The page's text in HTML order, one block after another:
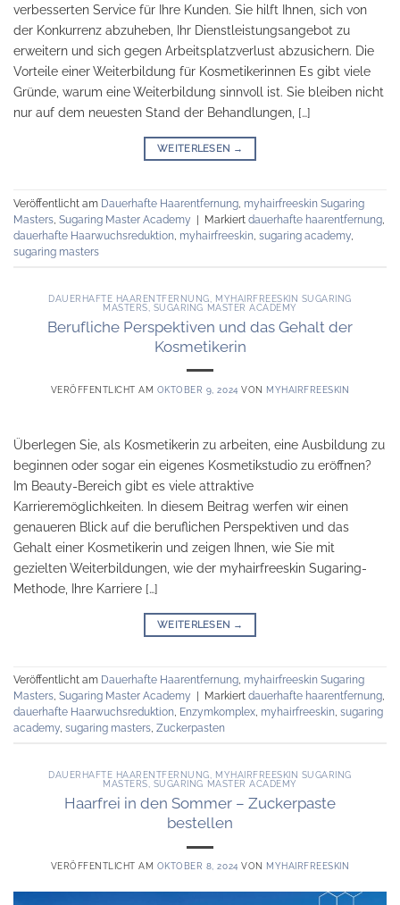
verbesserten Service für Ihre Kunden. Sie hilft Ihnen, sich von
der Konkurrenz abzuheben, Ihr Dienstleistungsangebot zu
erweitern und sich gegen Arbeitsplatzverlust abzusichern. Die
Vorteile einer Weiterbildung für Kosmetikerinnen Es gibt viele
Gründe, warum eine Weiterbildung sinnvoll ist. Sie bleiben nicht
nur auf dem neuesten Stand der Behandlungen, […]
WEITERLESEN →
Veröffentlicht am Dauerhafte Haarentfernung, myhairfreeskin Sugaring
Masters, Sugaring Master Academy Markiert dauerhafte haarentfernung,
dauerhafte Haarwuchsreduktion, myhairfreeskin, sugaring academy,
sugaring masters
DAUERHAFTE HAARENTFERNUNG
MYHAIRFREESKIN SUGARING
MASTERS
SUGARING MASTER ACADEMY
Berufliche Perspektiven und das Gehalt der
Kosmetikerin
VERÖFFENTLICHT AM OKTOBER 9, 2024 VON MYHAIRFREESKIN
Überlegen Sie, als Kosmetikerin zu arbeiten, eine Ausbildung zu
beginnen oder sogar ein eigenes Kosmetikstudio zu eröffnen?
Im Beauty-Bereich gibt es viele attraktive
Karrieremöglichkeiten. In diesem Beitrag werfen wir einen
genaueren Blick auf die beruflichen Perspektiven und das
Gehalt einer Kosmetikerin und zeigen Ihnen, wie Sie mit
gezielten Weiterbildungen, wie der myhairfreeskin Sugaring-
Methode, Ihre Karriere […]
WEITERLESEN →
Veröffentlicht am Dauerhafte Haarentfernung, myhairfreeskin Sugaring
Masters, Sugaring Master Academy Markiert dauerhafte haarentfernung,
dauerhafte Haarwuchsreduktion, Enzymkomplex, myhairfreeskin, sugaring
academy, sugaring masters, Zuckerpasten
DAUERHAFTE HAARENTFERNUNG, MYHAIRFREESKIN SUGARING
MASTERS, SUGARING MASTER ACADEMY
Haarfrei in den Sommer – Zuckerpaste
bestellen
VERÖFFENTLICHT AM OKTOBER 8, 2024 VON MYHAIRFREESKIN